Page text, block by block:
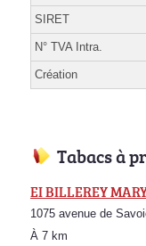
SIRET
N° TVA Intra.
Création
Tabacs à
EI BILLEREY
1075 avenue de
À 7 km